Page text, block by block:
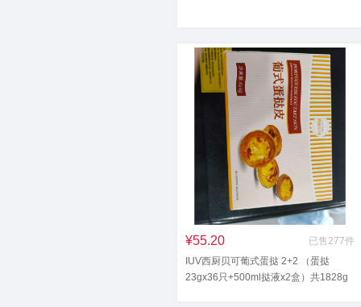
¥55.20
已售277件
IUV西厨贝可葡式蛋挞 2+2 （蛋挞
23gx36只+500ml挞液x2盒）共1828g